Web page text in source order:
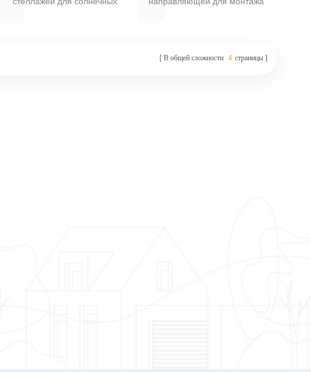
солнечных фотоэлектрических
В общей сложности 4 страницы